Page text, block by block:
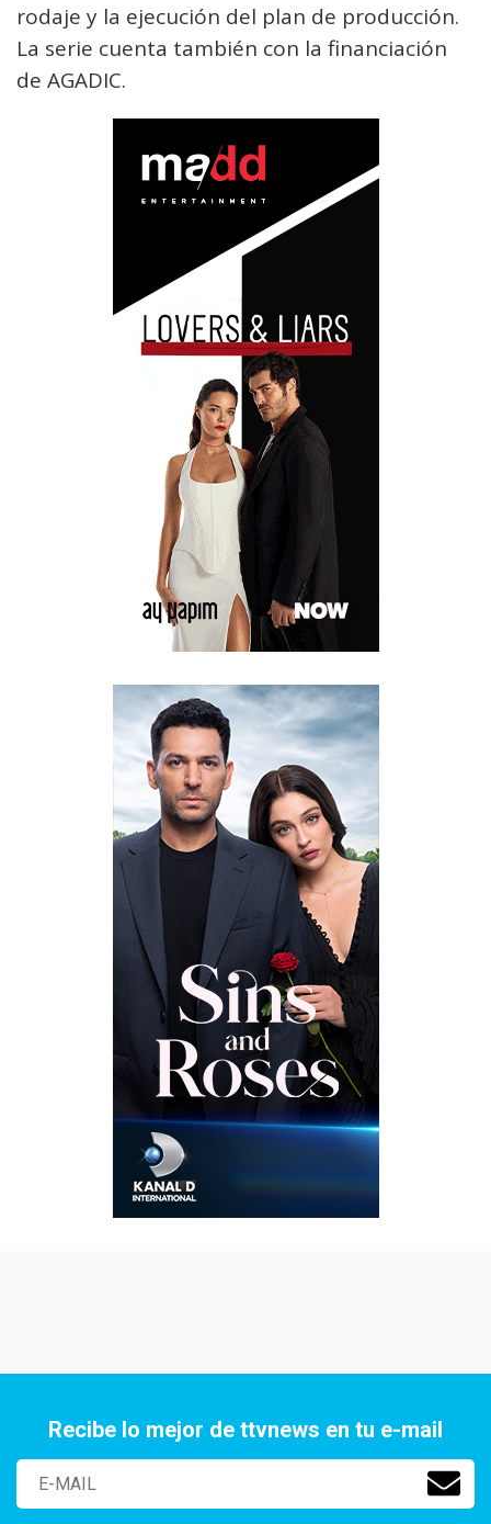
rodaje y la ejecución del plan de producción.
La serie cuenta también con la financiación
de AGADIC.
Recibe lo mejor de ttvnews en tu e-mail